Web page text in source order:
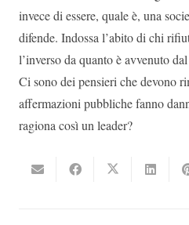
invece di essere, quale è, una
difende. Indossa l’abito di chi
l’inverso da quanto è avvenuto
Ci sono dei pensieri che devono
affermazioni pubbliche fanno
ragiona così un leader?